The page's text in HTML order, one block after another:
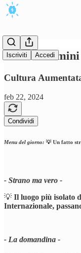
Iscriviti Accedi
“Homo
Cultura
feb 22, 2024
Condividi
Menu del giorno: 💡 Un fatto
- Strano ma vero -
💡 Il luogo più isolato
Internazionale,
- La domandina -